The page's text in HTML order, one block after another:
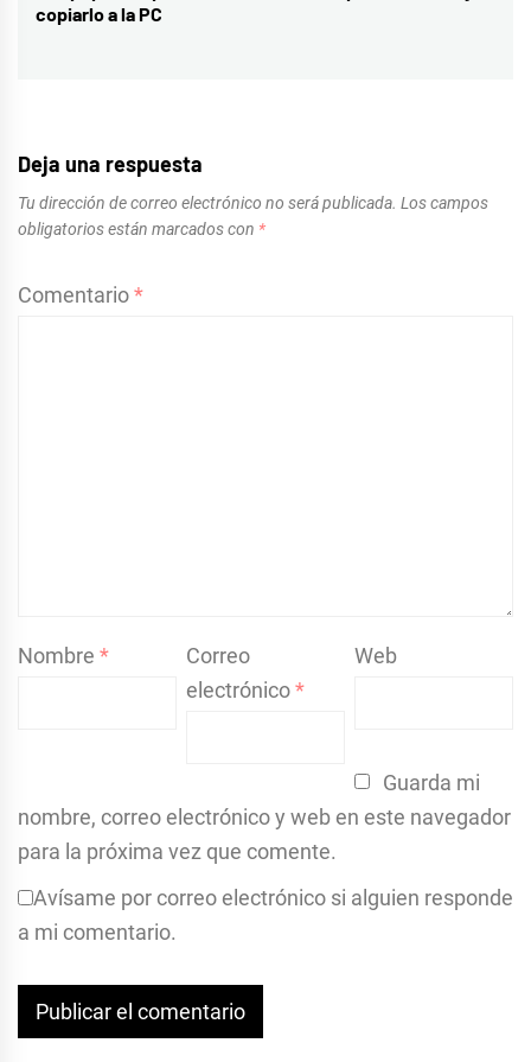
siguiente:
copiarlo a la PC
Deja una respuesta
Tu dirección de correo electrónico no será publicada. Los campos
obligatorios están marcados con *
Comentario*
Nombre *
Correo
electrónico*
Web
Guarda mi
nombre, correo electrónico y web en este navegador
para la próxima vez que comente.
Avísame por correo electrónico si alguien responde
a mi comentario.